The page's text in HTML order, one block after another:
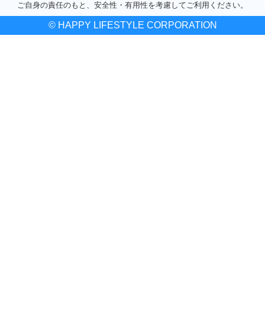
ご自身の責任のもと、安全性・有用性を考慮してご利用ください。
© HAPPY LIFESTYLE CORPORATION